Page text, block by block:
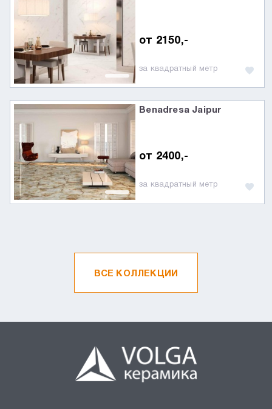
от 2150,-
за квадратный метр
Benadresa Jaipur
от 2400,-
за квадратный метр
ВСЕ КОЛЛЕКЦИИ